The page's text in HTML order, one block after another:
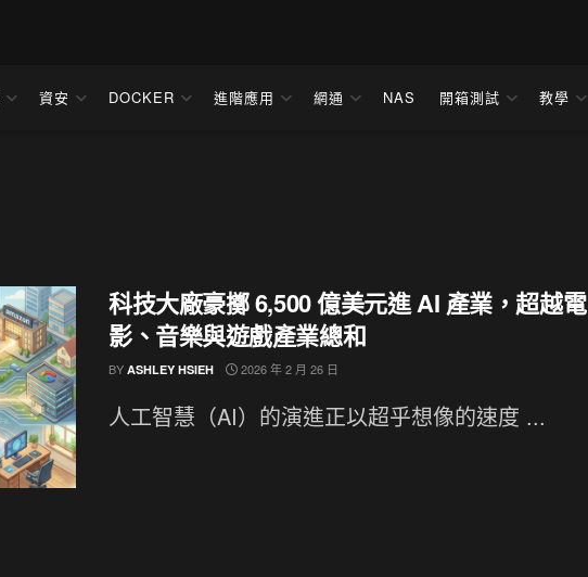
資安 DOCKER 進階應用 網通 NAS 開箱測試 教學
科技大廠豪擲 6,500 億美元進 AI 產業，超越電
影、音樂與遊戲產業總和
BY ASHLEY HSIEH 2026 年 2 月 26 日
人工智慧（AI）的演進正以超乎想像的速度 ...